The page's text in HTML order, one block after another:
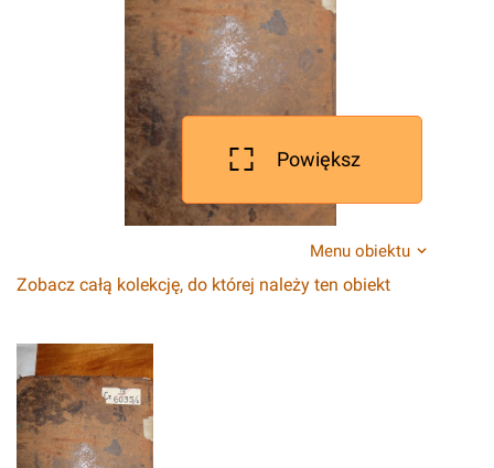
Powiększ
Menu obiektu
Zobacz całą kolekcję, do której należy ten obiekt